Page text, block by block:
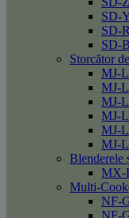
SD-
SD-
SD-
Storcător
MJ-
MJ-
MJ-
MJ-
MJ-
MJ-
Blenderele
MX-
Multi-
NF-
NF-